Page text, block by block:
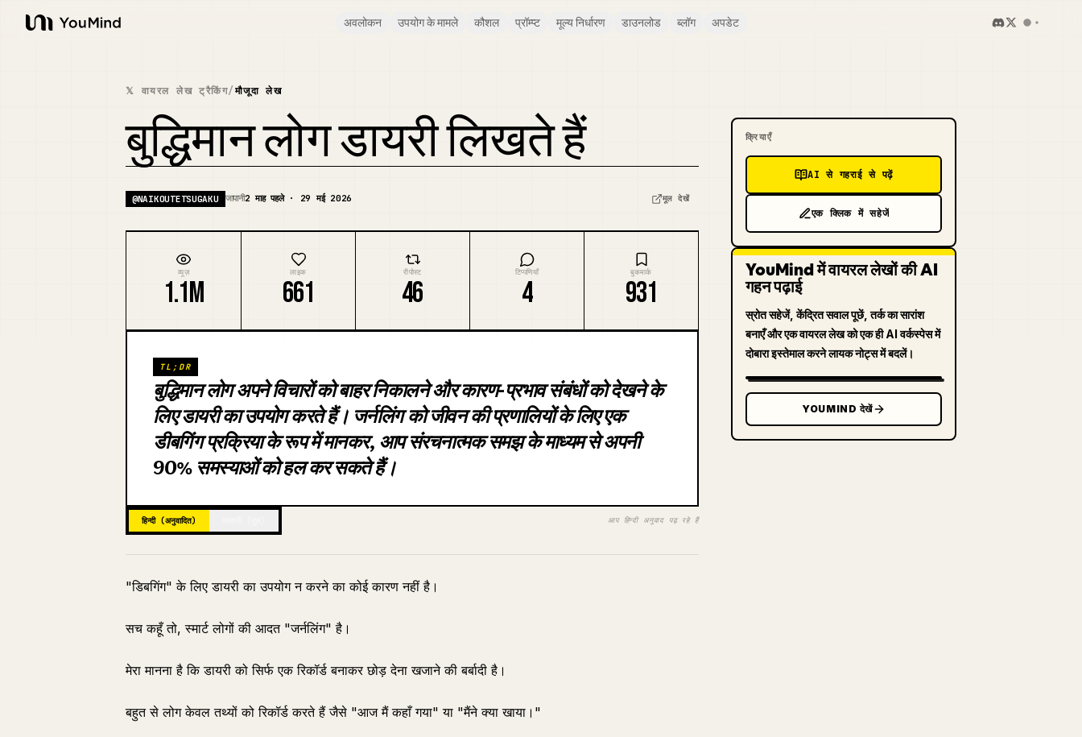
YouMind
अवलोकन उपयोग के मामले कौशल प्रॉम्प्ट मूल्य निर्धारण डाउनलोड ब्लॉग अपडेट
𝕏 वायरल लेख ट्रैकिंग/मौजूदा लेख
बुद्धिमान लोग डायरी लिखते हैं
@NAIKOUTETSUGAKU जापानी2 माह पहले · 29 मई 2026 मूल देखें
व्यूज़
1.1M
लाइक
661
रीपोस्ट
46
टिप्पणियाँ
4
बुकमार्क
931
TL;DR
बुद्धिमान लोग अपने विचारों को बाहर निकालने और कारण-प्रभाव संबंधों को देखने के
लिए डायरी का उपयोग करते हैं। जर्नलिंग को जीवन की प्रणालियों के लिए एक
डीबगिंग प्रक्रिया के रूप में मानकर, आप संरचनात्मक समझ के माध्यम से अपनी
90% समस्याओं को हल कर सकते हैं।
हिन्दी (अनुवादित) आप हिन्दी अनुवाद पढ़ रहे हैं
"डिबगिंग" के लिए डायरी का उपयोग न करने का कोई कारण नहीं है।
सच कहूँ तो, स्मार्ट लोगों की आदत "जर्नलिंग" है।
मेरा मानना है कि डायरी को सिर्फ एक रिकॉर्ड बनाकर छोड़ देना खजाने की बर्बादी है।
बहुत से लोग केवल तथ्यों को रिकॉर्ड करते हैं जैसे "आज मैं कहाँ गया" या "मैंने क्या खाया।"
क्रियाएँ
AI से गहराई से पढ़ें
एक क्लिक में सहेजें
YouMind में वायरल लेखों की AI
गहन पढ़ाई
स्रोत सहेजें, केंद्रित सवाल पूछें, तर्क का सारांश
बनाएँ और एक वायरल लेख को एक ही AI वर्कस्पेस में
दोबारा इस्तेमाल करने लायक नोट्स में बदलें।
YOUMIND देखें